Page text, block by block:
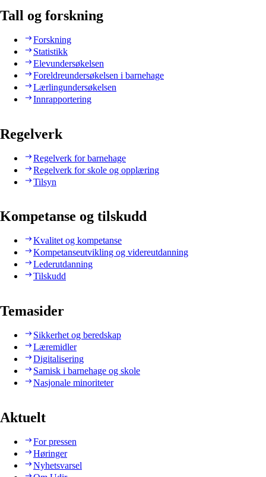
Tall og forskning
Forskning
Statistikk
Elevundersøkelsen
Foreldreundersøkelsen i barnehage
Lærlingundersøkelsen
Innrapportering
Regelverk
Regelverk for barnehage
Regelverk for skole og opplæring
Tilsyn
Kompetanse og tilskudd
Kvalitet og kompetanse
Kompetanseutvikling og videreutdanning
Lederutdanning
Tilskudd
Temasider
Sikkerhet og beredskap
Læremidler
Digitalisering
Samisk i barnehage og skole
Nasjonale minoriteter
Aktuelt
For pressen
Høringer
Nyhetsvarsel